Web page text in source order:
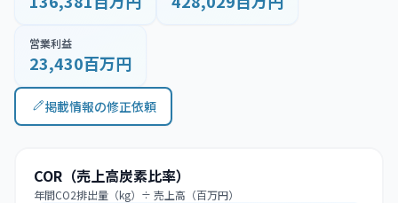
営業利益
23,430百万円
掲載情報の修正依頼
COR（売上高炭素比率）
年間CO2排出量（kg）÷ 売上高（百万円）